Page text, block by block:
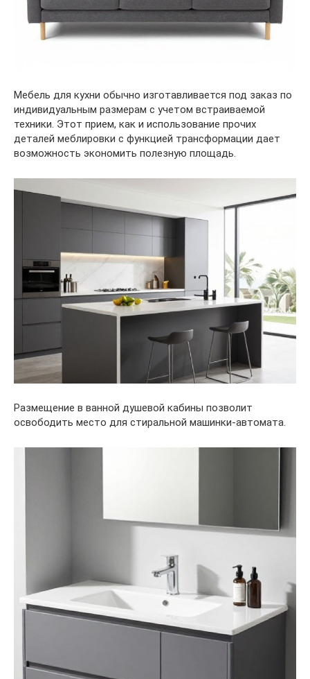
Мебель для кухни обычно изготавливается под заказ по
индивидуальным размерам с учетом встраиваемой
техники. Этот прием, как и использование прочих
деталей меблировки с функцией трансформации дает
возможность экономить полезную площадь.
Размещение в ванной душевой кабины позволит
освободить место для стиральной машинки-автомата.